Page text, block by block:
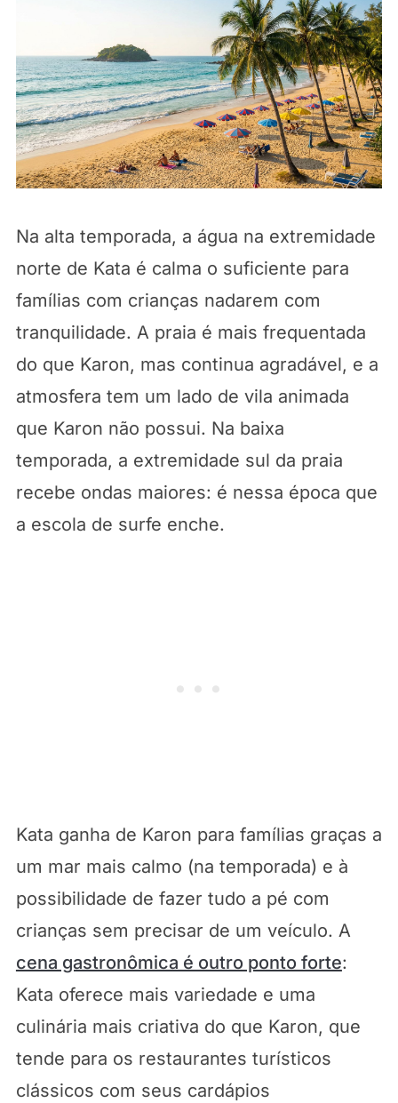
Na alta temporada, a água na extremidade
norte de Kata é calma o suficiente para
famílias com crianças nadarem com
tranquilidade. A praia é mais frequentada
do que Karon, mas continua agradável, e a
atmosfera tem um lado de vila animada
que Karon não possui. Na baixa
temporada, a extremidade sul da praia
recebe ondas maiores: é nessa época que
a escola de surfe enche.
Kata ganha de Karon para famílias graças a
um mar mais calmo (na temporada) e à
possibilidade de fazer tudo a pé com
crianças sem precisar de um veículo. A
cena gastronômica é outro ponto forte:
Kata oferece mais variedade e uma
culinária mais criativa do que Karon, que
tende para os restaurantes turísticos
clássicos com seus cardápios